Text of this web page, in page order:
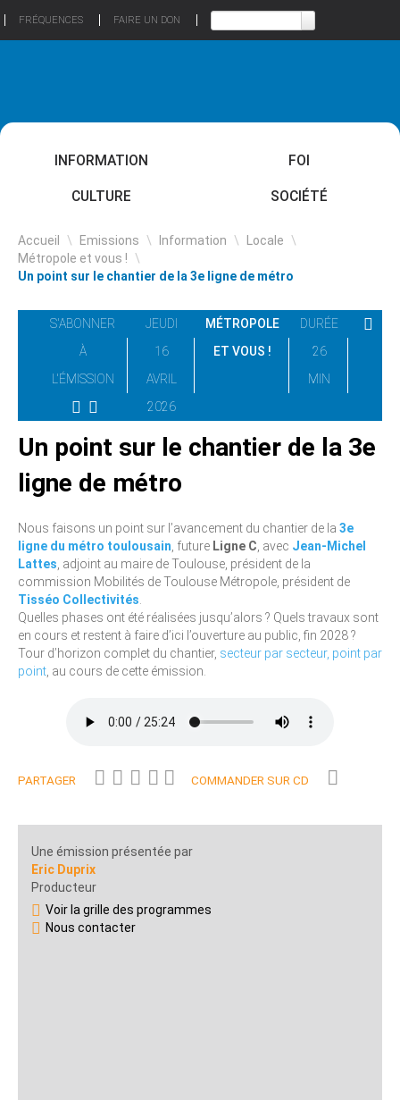
FRÉQUENCES FAIRE UN DON
INFORMATION FOI
CULTURE SOCIÉTÉ
Accueil \ Emissions \ Information \ Locale \
Métropole et vous ! \
Un point sur le chantier de la 3e ligne de métro
S'ABONNER
À
L'ÉMISSION
JEUDI
16
AVRIL
2026
MÉTROPOLE
ET VOUS !
DURÉE
26
MIN
Un point sur le chantier de la 3e
ligne de métro
Nous faisons un point sur l’avancement du chantier de la 3e
ligne du métro toulousain , future Ligne C , avec Jean-Michel
Lattes , adjoint au maire de Toulouse, président de la
commission Mobilités de Toulouse Métropole, président de
Tisséo Collectivités
Quelles phases ont été réalisées jusqu’alors ? Quels travaux sont
en cours et restent à faire d’ici l’ouverture au public, fin 2028 ?
Tour d’horizon complet du chantier, secteur par secteur, point par
point , au cours de cette émission.
PARTAGER COMMANDER SUR CD
Une émission présentée par
Eric Duprix
Producteur
Voir la grille des programmes
Nous contacter